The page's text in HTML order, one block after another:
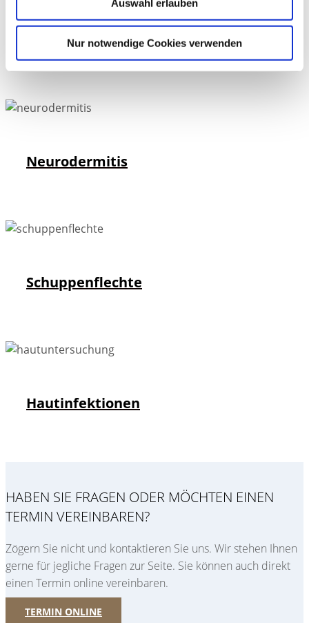
Auswahl erlauben
Nur notwendige Cookies verwenden
Nagel- und Fußpilz
Neurodermitis
Schuppenflechte
Hautinfektionen
HABEN SIE FRAGEN ODER MÖCHTEN EINEN
TERMIN VEREINBAREN?
Zögern Sie nicht und kontaktieren Sie uns. Wir stehen Ihnen
gerne für jegliche Fragen zur Seite. Sie können auch direkt
einen Termin online vereinbaren.
TERMIN ONLINE